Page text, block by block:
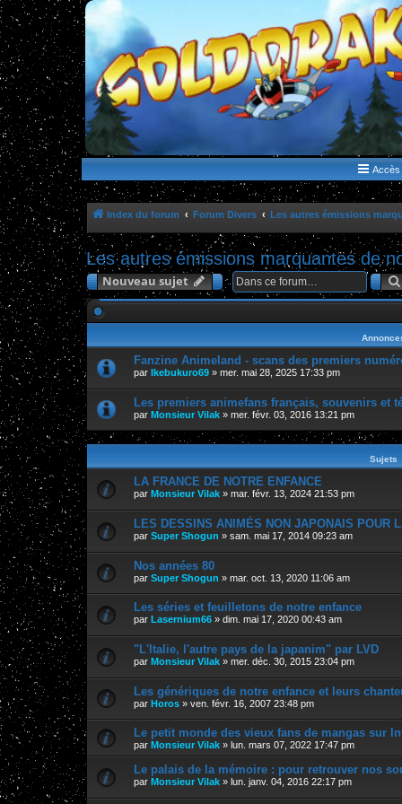
WWW.GOLDORAKGO.COM
le site de la Lune Rouge
Accès
Index du forum Forum Divers Les autres émissions
Les autres émissions marquantes de
Nouveau sujet
Fanzine Animeland - scans des premiers
par Ikebukuro69 » mer. mai 28, 2025 17:33 pm
Les premiers animefans français, souvenirs et
par Monsieur Vilak » mer. févr. 03, 2016 13:21 pm
Sujets
LA FRANCE DE NOTRE ENFANCE
par Monsieur Vilak » mar. févr. 13, 2024 21:53 pm
LES DESSINS ANIMÉS NON JAPONAIS POUR
par Super Shogun » sam. mai 17, 2014 09:23 am
Nos années 80
par Super Shogun » mar. oct. 13, 2020 11:06 am
Les séries et feuilletons de notre enfance
par Lasernium66 » dim. mai 17, 2020 00:43 am
"L'Italie, l'autre pays de la japanim" par LVD
par Monsieur Vilak » mer. déc. 30, 2015 23:04 pm
Les génériques de notre enfance et leurs
par Horos » ven. févr. 16, 2007 23:48 pm
Le petit monde des vieux fans de mangas sur
par Monsieur Vilak » lun. mars 07, 2022 17:47 pm
Le palais de la mémoire : pour retrouver nos
par Monsieur Vilak » lun. janv. 04, 2016 22:17 pm